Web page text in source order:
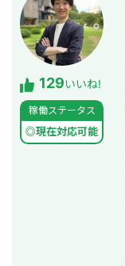
129いいね!
稼働ステータス
◎現在対応可能